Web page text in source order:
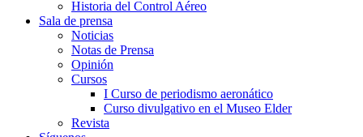
Historia del Control Aéreo
Sala de prensa
Noticias
Notas de Prensa
Opinión
Cursos
I Curso de periodismo aeronático
Curso divulgativo en el Museo Elder
Revista